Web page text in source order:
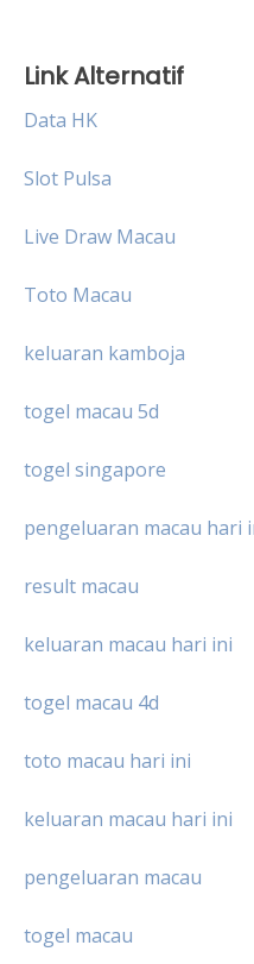
Link Alternatif
Data HK
Slot Pulsa
Live Draw Macau
Toto Macau
keluaran kamboja
togel macau 5d
togel singapore
pengeluaran macau hari
result macau
keluaran macau hari ini
togel macau 4d
toto macau hari ini
keluaran macau hari ini
pengeluaran macau
togel macau